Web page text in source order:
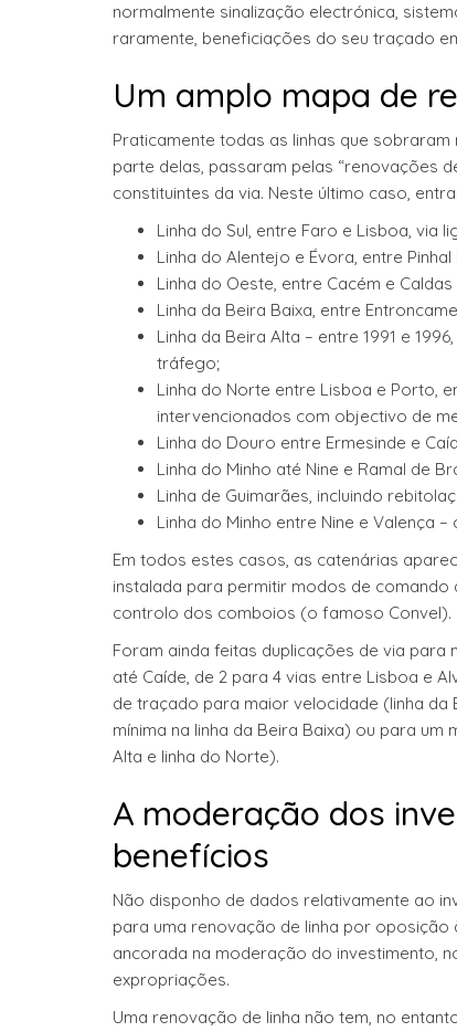
normalmente sinalização electrónica,
raramente, beneficiações do seu traçado
Um amplo mapa de
Praticamente todas as linhas que
parte delas, passaram pelas “renovações
constituintes da via. Neste último caso,
Linha do Sul, entre Faro e Lisboa, via
Linha do Alentejo e Évora, entre
Linha do Oeste, entre Cacém e
Linha da Beira Baixa, entre
Linha da Beira Alta – entre 1991 e
tráfego;
Linha do Norte entre Lisboa e Porto,
intervencionados com objectivo de
Linha do Douro entre Ermesinde e
Linha do Minho até Nine e Ramal de
Linha de Guimarães, incluindo
Linha do Minho entre Nine e Valença –
Em todos estes casos, as catenárias
instalada para permitir modos de
controlo dos comboios (o famoso Convel).
Foram ainda feitas duplicações de via para
até Caíde, de 2 para 4 vias entre Lisboa e
de traçado para maior velocidade (linha da
mínima na linha da Beira Baixa) ou para um
Alta e linha do Norte).
A moderação dos
benefícios
Não disponho de dados relativamente ao
para uma renovação de linha por
ancorada na moderação do investimento,
expropriações.
Uma renovação de linha não tem, no